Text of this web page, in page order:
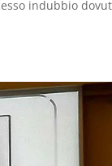
indubbio